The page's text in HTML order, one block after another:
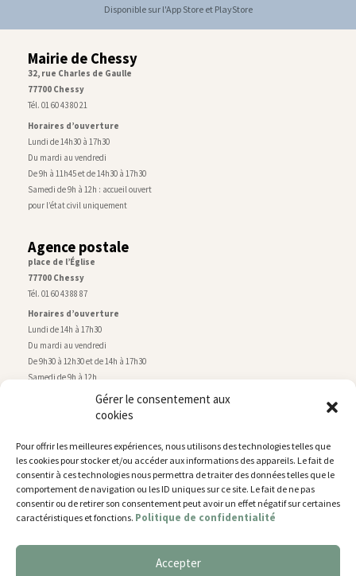
Gérer le consentement aux
cookies
Pour offrir les meilleures expériences, nous utilisons des technologies telles que
les cookies pour stocker et/ou accéder aux informations des appareils. Le fait de
consentir à ces technologies nous permettra de traiter des données telles que le
comportement de navigation ou les ID uniques sur ce site. Le fait de ne pas
consentir ou de retirer son consentement peut avoir un effet négatif sur certaines
caractéristiques et fonctions. Politique de confidentialité
Accepter
Disponible sur l'App Store et PlayStore
Mairie de Chessy
32, rue Charles de Gaulle
77700 Chessy
Tél. 01 60 43 80 21
Horaires d’ouverture
Lundi de 14h30 à 17h30
Du mardi au vendredi
De 9h à 11h45 et de 14h30 à 17h30
Samedi de 9h à 12h : accueil ouvert
pour l’état civil uniquement
Agence postale
place de l’Église
77700 Chessy
Tél. 01 60 43 88 87
Horaires d’ouverture
Lundi de 14h à 17h30
Du mardi au vendredi
De 9h30 à 12h30 et de 14h à 17h30
Samedi de 9h à 12h
Service technique
rue de Montry–77700 Chessy
Tél. 01 60 43 52 63
Horaires d’ouverture
Lundi, mardi et jeudi
De 9h à 11h45 et de 14h30 à 17h30